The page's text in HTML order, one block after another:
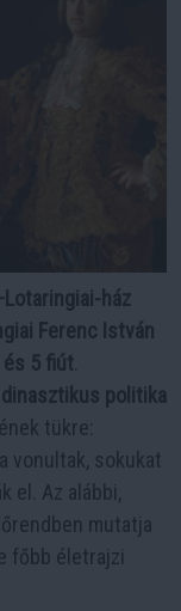
ház
Ferenc István
és 5 fiút
politika
tükre:
vonultak, sokukat
el. Az alábbi,
mutatja
főbb életrajzi